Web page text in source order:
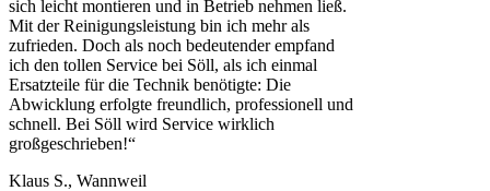
sich leicht montieren und in Betrieb nehmen ließ.
Mit der Reinigungsleistung bin ich mehr als
zufrieden. Doch als noch bedeutender empfand
ich den tollen Service bei Söll, als ich einmal
Ersatzteile für die Technik benötigte: Die
Abwicklung erfolgte freundlich, professionell und
schnell. Bei Söll wird Service wirklich
großgeschrieben!“
Klaus S., Wannweil